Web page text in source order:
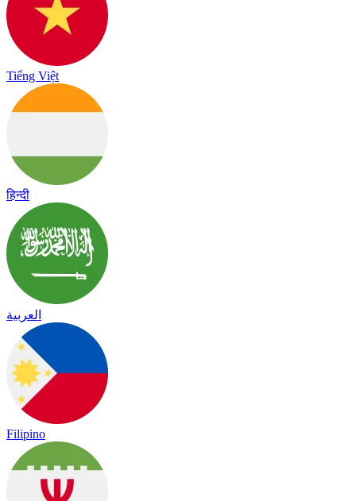
Tiếng Việt
हिन्दी
العربية
Filipino